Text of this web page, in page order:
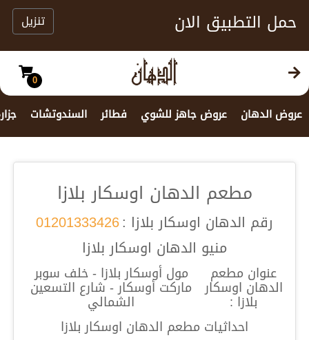
حمل التطبيق الان تنزيل
0
عروض الدهان عروض جاهز للشوي فطائر السندوتشات
مطعم الدهان اوسكار بلازا
رقم الدهان اوسكار بلازا :01201333426
منيو الدهان اوسكار بلازا
عنوان مطعم
الدهان اوسكار
بلازا :
مول أوسكار بلازا - خلف سوبر
ماركت أوسكار - شارع التسعين
الشمالي
احداثيات مطعم الدهان اوسكار بلازا